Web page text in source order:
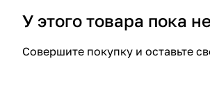
У этого товара пока
Совершите покупку и оставьте